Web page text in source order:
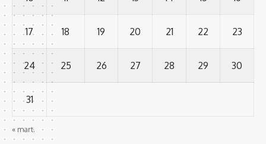
17 18 19 20 21 22 23
24 25 26 27 28 29 30
31
« mart.